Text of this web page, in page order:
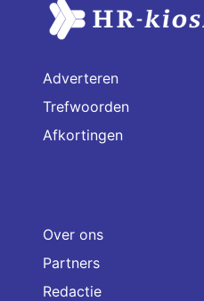
Adverteren
Trefwoorden
Afkortingen
Over ons
Partners
Redactie